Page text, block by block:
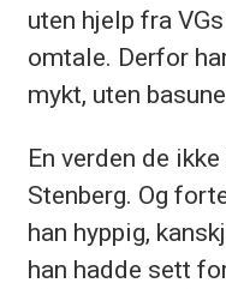
uten hjelp fra
omtale. Derfor
mykt, uten
En verden de
Stenberg. Og
han hyppig,
han hadde sett